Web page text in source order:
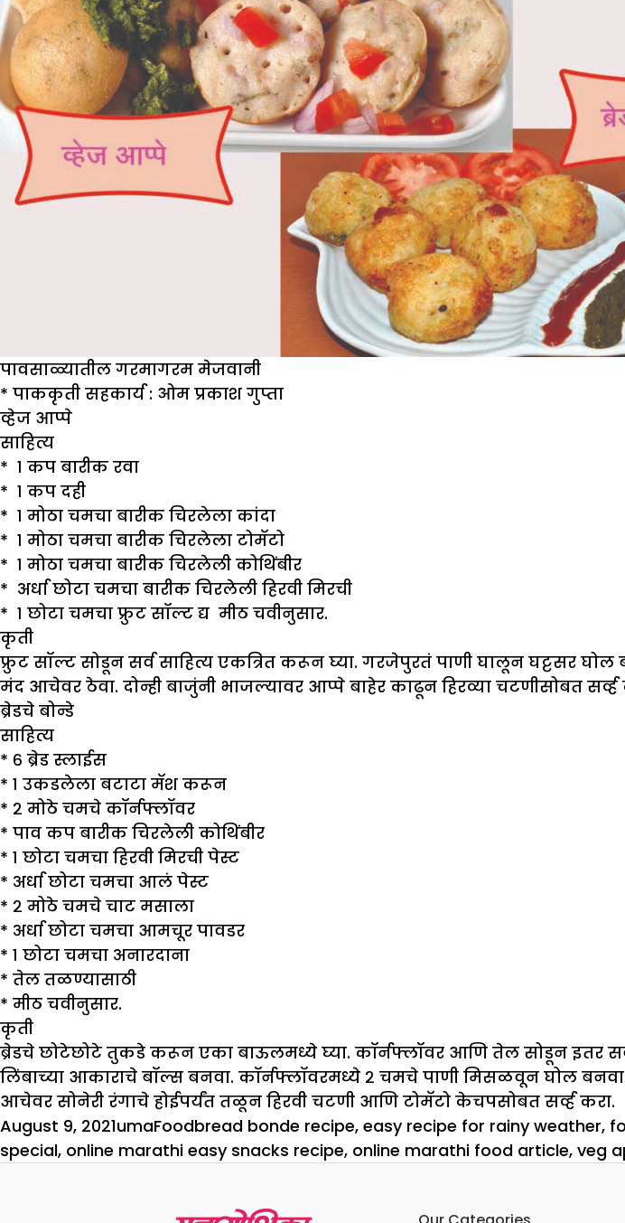
पावसाळ्यातील गरमागरम मेजवानी
* पाककृती सहकार्य : ओम प्रकाश गुप्ता
व्हेज आप्पे
साहित्य
* १ कप बारीक रवा
* १ कप दही
* १ मोठा चमचा बारीक चिरलेला कांदा
* १ मोठा चमचा बारीक चिरलेला टोमॅटो
* १ मोठा चमचा बारीक चिरलेली कोथिंबीर
* अर्धा छोटा चमचा बारीक चिरलेली हिरवी मिरची
* १ छोटा चमचा फ्रुट सॉल्ट द्य मीठ चवीनुसार.
कृती
फ्रुट सॉल्ट सोडून सर्व साहित्य एकत्रित करून घ्या. गरजेपुरतं पाणी घालून घट्टसर
मंद आचेवर ठेवा. दोन्ही बाजुंनी भाजल्यावर आप्पे बाहेर काढून हिरव्या चटणीसोबत सर्व्ह
ब्रेडचे बोन्डे
साहित्य
* ६ ब्रेड स्लाईस
* १ उकडलेला बटाटा मॅश करून
* २ मोठे चमचे कॉर्नफ्लॉवर
* पाव कप बारीक चिरलेली कोथिंबीर
* १ छोटा चमचा हिरवी मिरची पेस्ट
* अर्धा छोटा चमचा आलं पेस्ट
* २ मोठे चमचे चाट मसाला
* अर्धा छोटा चमचा आमचूर पावडर
* १ छोटा चमचा अनारदाना
* तेल तळण्यासाठी
* मीठ चवीनुसार.
कृती
ब्रेडचे छोटेछोटे तुकडे करून एका बाऊलमध्ये घ्या. कॉर्नफ्लॉवर आणि तेल सोडून इतर
लिंबाच्या आकाराचे बॉल्स बनवा. कॉर्नफ्लॉवरमध्ये २ चमचे पाणी मिसळवून घोल
आचेवर सोनेरी रंगाचे होईपर्यंत तळून हिरवी चटणी आणि टोमॅटो केचपसोबत सर्व्ह करा.
Posted
on
August 9, 2021Author
umaCategories
FoodTags
bread bonde recipe, easy recipe for rainy weather,
special, online marathi easy snacks recipe, online marathi food article, veg